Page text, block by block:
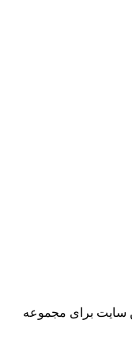
سایت برای مجموعه